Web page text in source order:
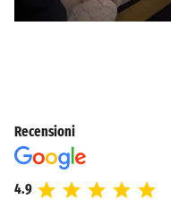
Recensioni
4.9